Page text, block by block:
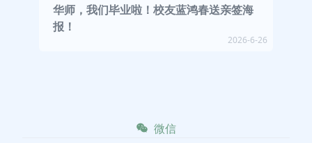
华师，我们毕业啦！校友蓝鸿春送亲签海
报！
2026-6-26
微信